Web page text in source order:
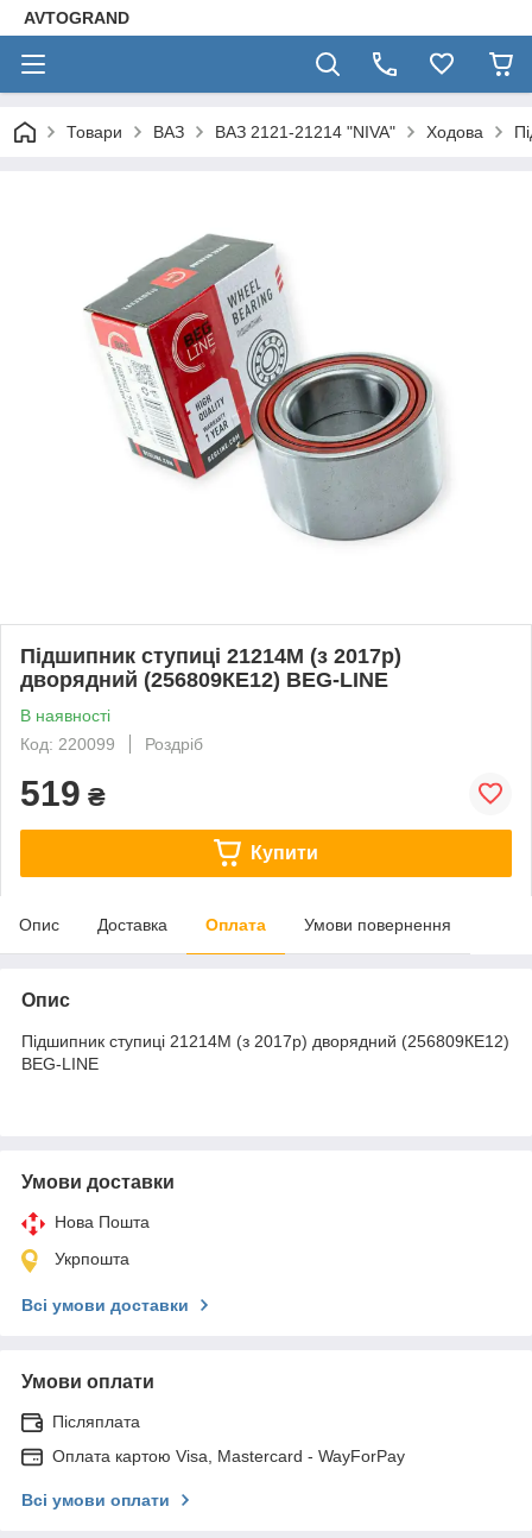
AVTOGRAND
Товари ВАЗ ВАЗ 2121-21214 "NIVA" Ходова
Підшипник ступиці 21214М (з 2017р)
дворядний (256809КЕ12) BEG-LINE
В наявності
Код: 220099
Роздріб
519 ₴
Купити
Опис Доставка Оплата Умови повернення
Опис
Підшипник ступиці 21214М (з 2017р) дворядний (256809КЕ12)
BEG-LINE
Умови доставки
Нова Пошта
Укрпошта
Всі умови доставки
Умови оплати
Післяплата
Оплата картою Visa, Mastercard - WayForPay
Всі умови оплати